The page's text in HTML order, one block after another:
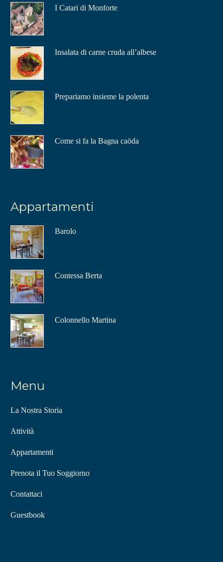
I Catari di Monforte
Insalata di carne cruda all’albese
Prepariamo insieme la polenta
Come si fa la Bagna caöda
Appartamenti
Barolo
Contessa Berta
Colonnello Martina
Menu
La Nostra Storia
Attività
Appartamenti
Prenota il Tuo Soggiorno
Contattaci
Guestbook